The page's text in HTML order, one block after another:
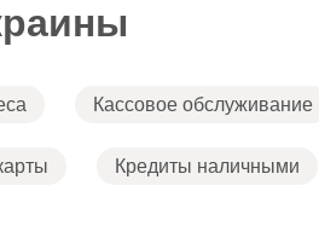
Кассовое обслуживание
Кредиты наличными